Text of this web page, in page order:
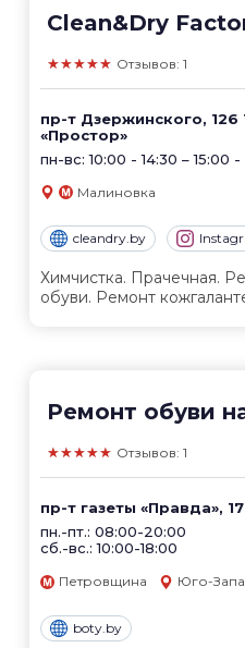
Clean&Dry
★★★★★ Отзывов: 1
пр-т Дзержинского, 126
«Простор»
пн-вс: 10:00 - 14:30 – 15:00
Малиновка
cleandry.by
Химчистка. Прачечная.
обуви. Ремонт
Ремонт обуви
★★★★★ Отзывов: 1
пр-т газеты «Правда», 17
пн.-пт.: 08:00-20:00
сб.-вс.: 10:00-18:00
Петровщина Юго-
boty.by